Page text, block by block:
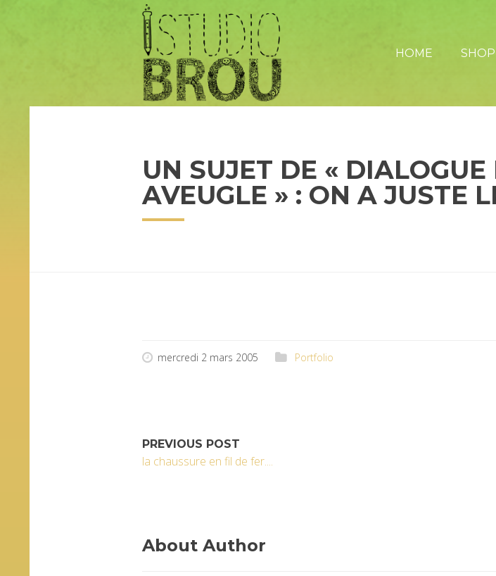
HOME SHOP
UN SUJET DE « DIALOGUE
AVEUGLE » : ON A JUSTE
mercredi 2 mars 2005 Portfolio
PREVIOUS POST
la chaussure en fil de fer....
About Author